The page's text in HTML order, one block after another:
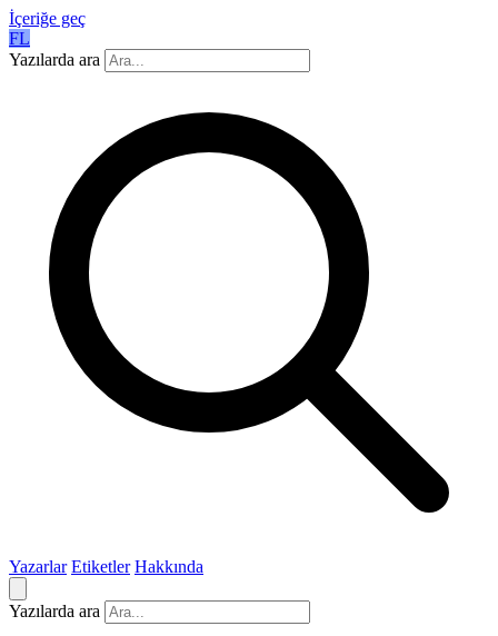
İçeriğe geç
FL
Yazılarda ara
Yazarlar Etiketler Hakkında
Yazılarda ara